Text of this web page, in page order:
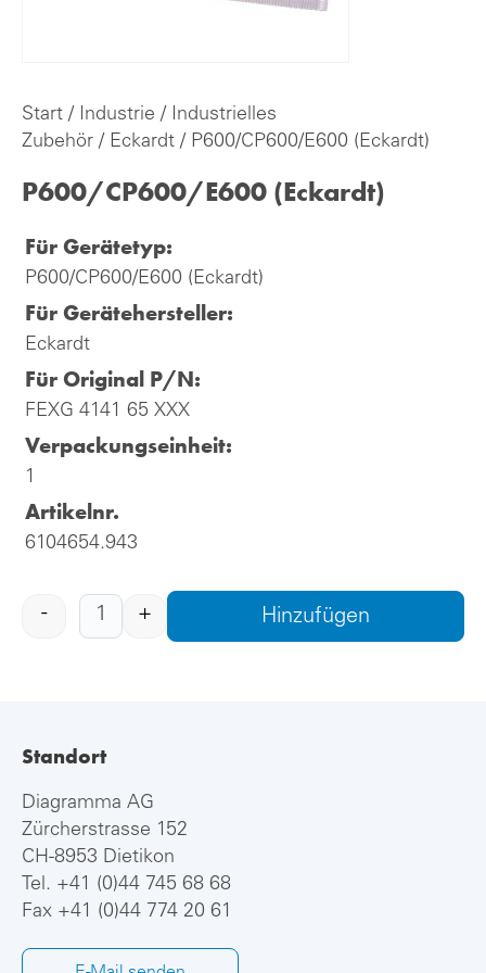
Start / Industrie / Industrielles
Zubehör / Eckardt / P600/CP600/E600 (Eckardt)
P600/CP600/E600 (Eckardt)
Für Gerätetyp:
P600/CP600/E600 (Eckardt)
Für Gerätehersteller:
Eckardt
Für Original P/N:
FEXG 4141 65 XXX
Verpackungseinheit:
1
Artikelnr.
6104654.943
- + Hinzufügen
Standort
Diagramma AG
Zürcherstrasse 152
CH-8953 Dietikon
Tel. +41 (0)44 745 68 68
Fax +41 (0)44 774 20 61